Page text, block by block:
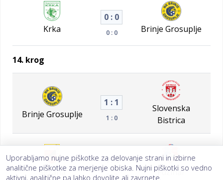
Krka
0 : 0
0 : 0 Brinje Grosuplje
14. krog
Brinje Grosuplje
1 : 1
1 : 0
Slovenska
Bistrica
Sežana
4 : 4
0 : 3 Fužinar
Uporabljamo nujne piškotke za delovanje strani in izbirne
analitične piškotke za merjenje obiska. Nujni piškotki so vedno
aktivni, analitične pa lahko dovolite ali zavrnete.